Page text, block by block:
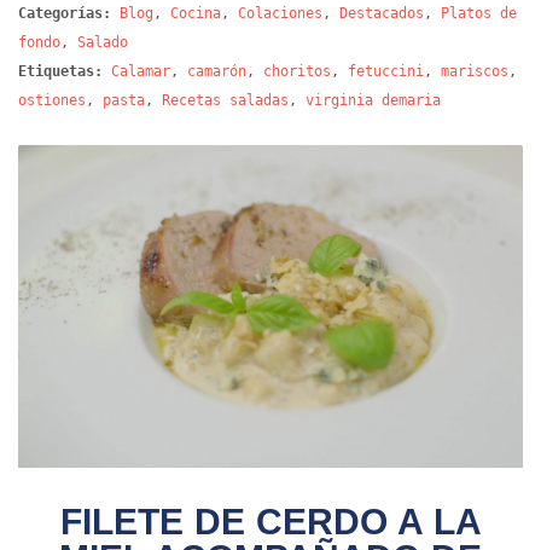
Categorías: Blog , Cocina, Colaciones , Destacados ,
Platos de
fondo, Salado
Etiquetas:
Calamar, camarón, choritos , fetuccini, mariscos ,
ostiones , pasta, Recetas saladas , virginia demaria
FILETE DE CERDO A LA